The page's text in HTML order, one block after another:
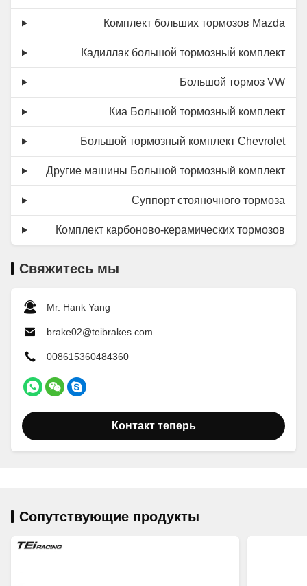
Комплект больших тормозов Mazda
Кадиллак большой тормозный комплект
Большой тормоз VW
Киа Большой тормозный комплект
Большой тормозный комплект Chevrolet
Другие машины Большой тормозный комплект
Суппорт стояночного тормоза
Комплект карбоново-керамических тормозов
Свяжитесь мы
Mr. Hank Yang
brake02@teibrakes.com
008615360484360
Контакт теперь
Сопутствующие продукты